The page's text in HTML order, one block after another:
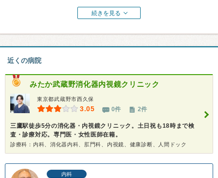
続きを見る
近くの病院
みたか武蔵野消化器内視鏡クリニック
東京都武蔵野市西久保
3.05 0件 2件
三鷹駅徒歩5分の消化器・内視鏡クリニック。土日祝も18時まで検
査・診療対応。専門医・女性医師在籍。
診療科：内科、消化器内科、肛門科、内視鏡、健康診断、人間ドック
内科